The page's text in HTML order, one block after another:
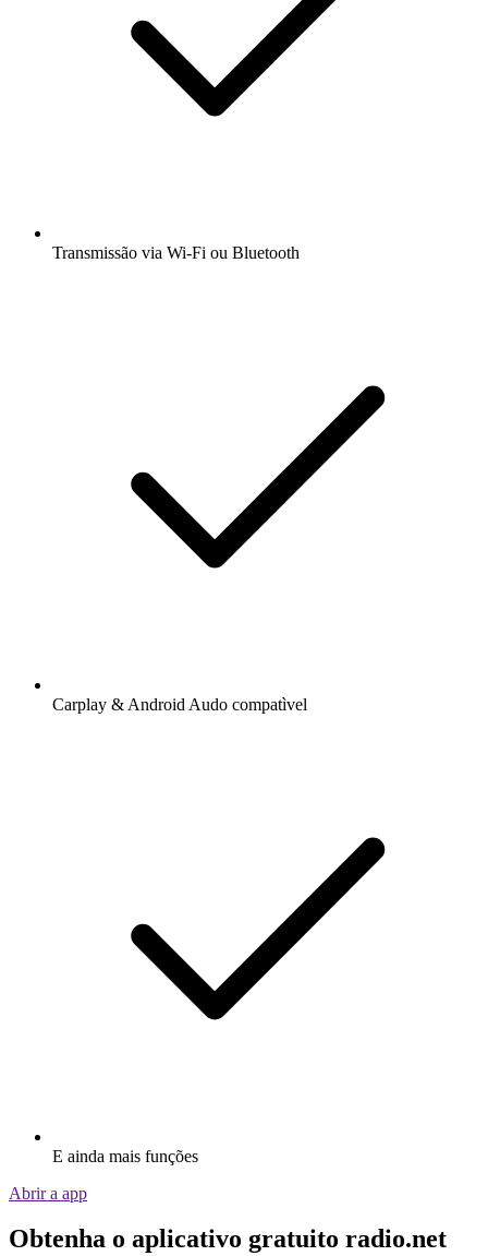
Transmissão via Wi-Fi ou Bluetooth
Carplay & Android Audo compatìvel
E ainda mais funções
Abrir a app
Obtenha o aplicativo gratuito radio.net